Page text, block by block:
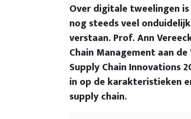
Over digitale tweelingen
nog steeds veel
verstaan. Prof. Ann
Chain Management aan
Supply Chain Innovations
in op de karakteristieken
supply chain.